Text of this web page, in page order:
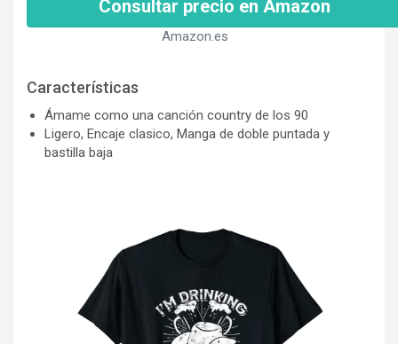
Consultar precio en Amazon
Amazon.es
Características
Ámame como una canción country de los 90
Ligero, Encaje clasico, Manga de doble puntada y
bastilla baja